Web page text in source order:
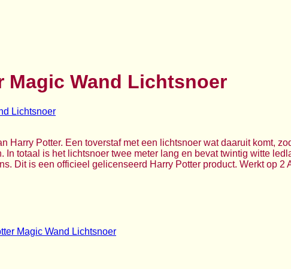
Magic Wand Lichtsnoer
Harry Potter. Een toverstaf met een lichtsnoer wat daaruit komt,
In totaal is het lichtsnoer twee meter lang en bevat twintig witte
Dit is een officieel gelicenseerd Harry Potter product. Werkt op 2
Magic Wand Lichtsnoer